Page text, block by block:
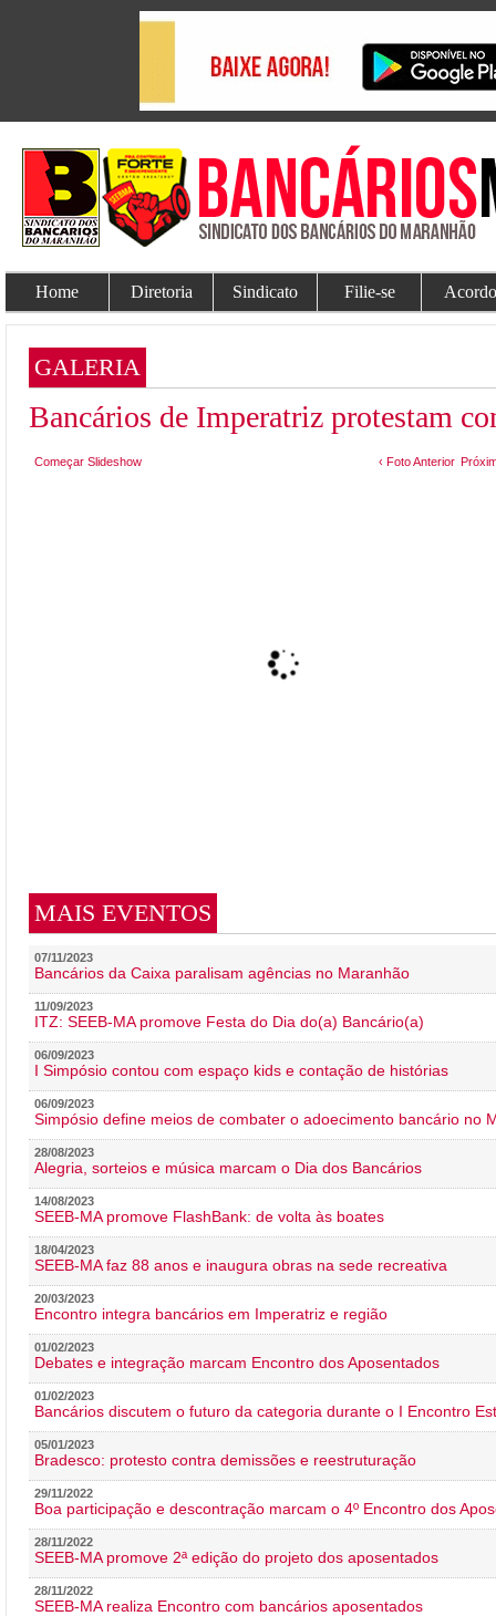
Home Diretoria Sindicato Filie-se
GALERIA
Bancários de Imperatriz protestam
Começar Slideshow ‹ Foto Anterior
MAIS EVENTOS
07/11/2023
Bancários da Caixa paralisam agências no Maranhão
11/09/2023
ITZ: SEEB-MA promove Festa do Dia do(a) Bancário(a)
06/09/2023
I Simpósio contou com espaço kids e contação de histórias
06/09/2023
Simpósio define meios de combater o adoecimento bancário no
28/08/2023
Alegria, sorteios e música marcam o Dia dos Bancários
14/08/2023
SEEB-MA promove FlashBank: de volta às boates
18/04/2023
SEEB-MA faz 88 anos e inaugura obras na sede recreativa
20/03/2023
Encontro integra bancários em Imperatriz e região
01/02/2023
Debates e integração marcam Encontro dos Aposentados
01/02/2023
Bancários discutem o futuro da categoria durante o I Encontro
05/01/2023
Bradesco: protesto contra demissões e reestruturação
29/11/2022
Boa participação e descontração marcam o 4º Encontro dos
28/11/2022
SEEB-MA promove 2ª edição do projeto dos aposentados
28/11/2022
SEEB-MA realiza Encontro com bancários aposentados